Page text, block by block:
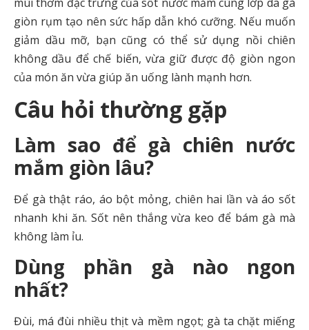
giòn rụm tạo nên sức hấp dẫn khó cưỡng. Nếu muốn
giảm dầu mỡ, bạn cũng có thể sử dụng nồi chiên
không dầu để chế biến, vừa giữ được độ giòn ngon
của món ăn vừa giúp ăn uống lành mạnh hơn.
Câu hỏi thường gặp
Làm sao để gà chiên nước
mắm giòn lâu?
Để gà thật ráo, áo bột mỏng, chiên hai lần và áo sốt
nhanh khi ăn. Sốt nên thắng vừa keo để bám gà mà
không làm ỉu.
Dùng phần gà nào ngon
nhất?
Đùi, má đùi nhiều thịt và mềm ngọt; gà ta chặt miếng